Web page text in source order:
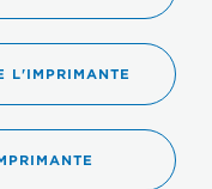
L'IMPRIMANTE